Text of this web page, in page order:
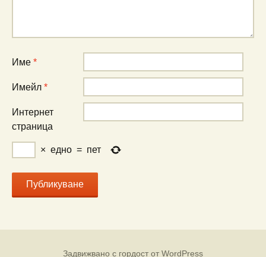
Име *
Имейл *
Интернет
страница
× едно = пет
Задвижвано с гордост от WordPress